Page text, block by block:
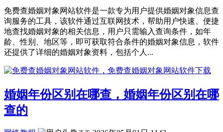
免费查婚姻对象网站软件是一款专为用户提供婚姻对象信息查
询服务的工具，该软件通过互联网技术，帮助用户快速、便捷
地查找婚姻对象的相关信息，用户只需输入查询条件，如年
龄、性别、地区等，即可获取符合条件的婚姻对象信息，软件
还提供了详细的婚姻对象资料，包括个人...
婚姻年份区别在哪查，婚姻年份区别在哪
查的